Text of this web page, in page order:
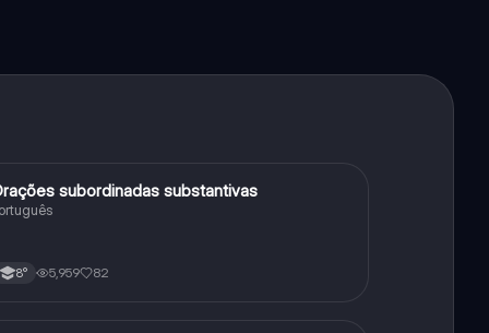
Portuguêssubordinadas substantivas
8° 5,959 82